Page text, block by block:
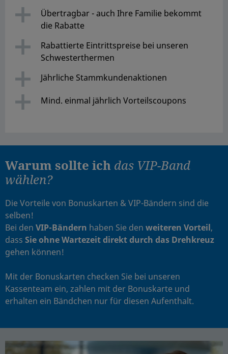
Übertragbar - auch Ihre Familie bekommt
die Rabatte
Rabattierte Eintrittspreise bei unseren
Schwesterthermen
Jährliche Stammkundenaktionen
Mind. einmal jährlich Vorteilscoupons
Warum sollte ich das VIP-Band
wählen?
Die Vorteile von Bonuskarten & VIP-Bändern sind die
selben!
Bei den VIP-Bändern haben Sie den weiteren Vorteil,
dass Sie ohne Wartezeitdirekt durch das Drehkreuz
gehen können!
Mit der Bonuskarten checken Sie bei unseren
Kassenteam ein, zahlen mit der Bonuskarte und
erhalten ein Bändchen nur für diesen Aufenthalt.